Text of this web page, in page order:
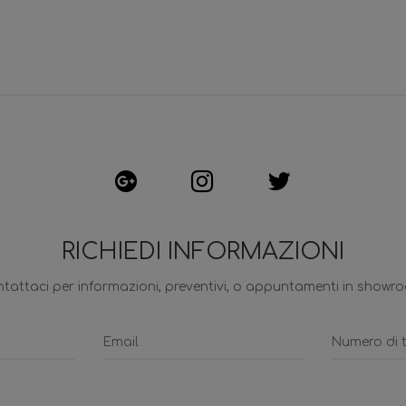
RICHIEDI INFORMAZIONI
per informazioni, preventivi, o appuntamenti in